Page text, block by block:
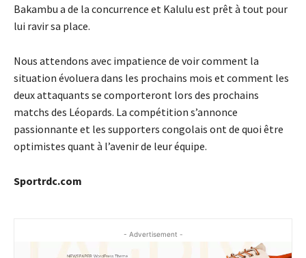
Bakambu a de la concurrence et Kalulu est prêt à tout pour
lui ravir sa place.
Nous attendons avec impatience de voir comment la
situation évoluera dans les prochains mois et comment les
deux attaquants se comporteront lors des prochains
matchs des Léopards. La compétition s’annonce
passionnante et les supporters congolais ont de quoi être
optimistes quant à l’avenir de leur équipe.
Sportrdc.com
- Advertisement -